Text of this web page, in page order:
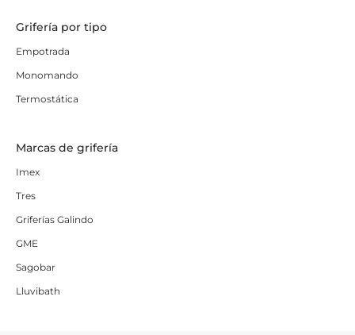
Grifería por tipo
Empotrada
Monomando
Termostática
Marcas de grifería
Imex
Tres
Griferías Galindo
GME
Sagobar
Lluvibath